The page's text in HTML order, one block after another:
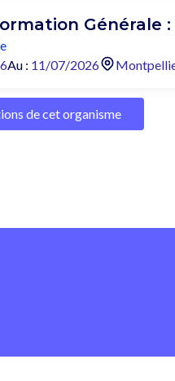
Générale
Au : 11/07/2026
de cet organisme